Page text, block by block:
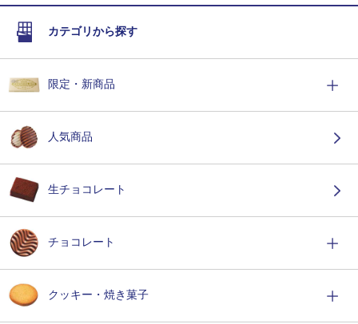
カテゴリから探す
限定・新商品
人気商品
生チョコレート
チョコレート
クッキー・焼き菓子